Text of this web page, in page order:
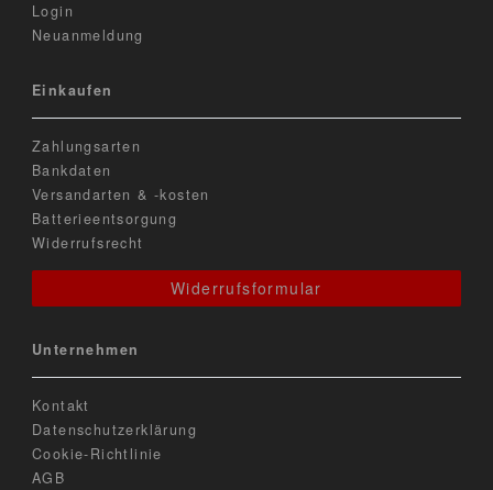
Login
Neuanmeldung
Einkaufen
Zahlungsarten
Bankdaten
Versandarten & -kosten
Batterieentsorgung
Widerrufsrecht
Widerrufsformular
Unternehmen
Kontakt
Datenschutzerklärung
Cookie-Richtlinie
AGB